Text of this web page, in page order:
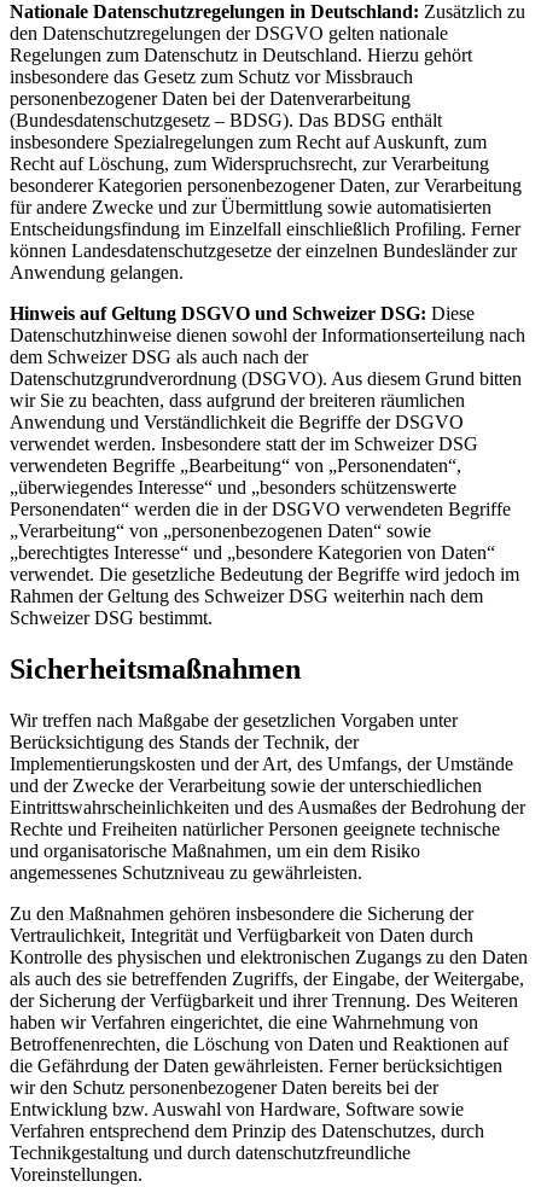
Nationale Datenschutzregelungen in Deutschland: Zusätzlich zu
den Datenschutzregelungen der DSGVO gelten nationale
Regelungen zum Datenschutz in Deutschland. Hierzu gehört
insbesondere das Gesetz zum Schutz vor Missbrauch
personenbezogener Daten bei der Datenverarbeitung
(Bundesdatenschutzgesetz – BDSG). Das BDSG enthält
insbesondere Spezialregelungen zum Recht auf Auskunft, zum
Recht auf Löschung, zum Widerspruchsrecht, zur Verarbeitung
besonderer Kategorien personenbezogener Daten, zur Verarbeitung
für andere Zwecke und zur Übermittlung sowie automatisierten
Entscheidungsfindung im Einzelfall einschließlich Profiling. Ferner
können Landesdatenschutzgesetze der einzelnen Bundesländer zur
Anwendung gelangen.
Hinweis auf Geltung DSGVO und Schweizer DSG: Diese
Datenschutzhinweise dienen sowohl der Informationserteilung nach
dem Schweizer DSG als auch nach der
Datenschutzgrundverordnung (DSGVO). Aus diesem Grund bitten
wir Sie zu beachten, dass aufgrund der breiteren räumlichen
Anwendung und Verständlichkeit die Begriffe der DSGVO
verwendet werden. Insbesondere statt der im Schweizer DSG
verwendeten Begriffe „Bearbeitung“ von „Personendaten“,
„überwiegendes Interesse“ und „besonders schützenswerte
Personendaten“ werden die in der DSGVO verwendeten Begriffe
„Verarbeitung“ von „personenbezogenen Daten“ sowie
„berechtigtes Interesse“ und „besondere Kategorien von Daten“
verwendet. Die gesetzliche Bedeutung der Begriffe wird jedoch im
Rahmen der Geltung des Schweizer DSG weiterhin nach dem
Schweizer DSG bestimmt.
Sicherheitsmaßnahmen
Wir treffen nach Maßgabe der gesetzlichen Vorgaben unter
Berücksichtigung des Stands der Technik, der
Implementierungskosten und der Art, des Umfangs, der Umstände
und der Zwecke der Verarbeitung sowie der unterschiedlichen
Eintrittswahrscheinlichkeiten und des Ausmaßes der Bedrohung der
Rechte und Freiheiten natürlicher Personen geeignete technische
und organisatorische Maßnahmen, um ein dem Risiko
angemessenes Schutzniveau zu gewährleisten.
Zu den Maßnahmen gehören insbesondere die Sicherung der
Vertraulichkeit, Integrität und Verfügbarkeit von Daten durch
Kontrolle des physischen und elektronischen Zugangs zu den Daten
als auch des sie betreffenden Zugriffs, der Eingabe, der Weitergabe,
der Sicherung der Verfügbarkeit und ihrer Trennung. Des Weiteren
haben wir Verfahren eingerichtet, die eine Wahrnehmung von
Betroffenenrechten, die Löschung von Daten und Reaktionen auf
die Gefährdung der Daten gewährleisten. Ferner berücksichtigen
wir den Schutz personenbezogener Daten bereits bei der
Entwicklung bzw. Auswahl von Hardware, Software sowie
Verfahren entsprechend dem Prinzip des Datenschutzes, durch
Technikgestaltung und durch datenschutzfreundliche
Voreinstellungen.